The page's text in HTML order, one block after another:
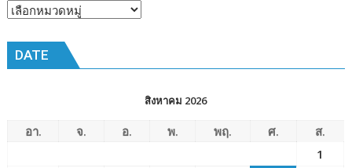
หัวข้อ
DATE
สิงหาคม 2026
อา. จ. อ. พ. พฤ. ศ.
ส.
1